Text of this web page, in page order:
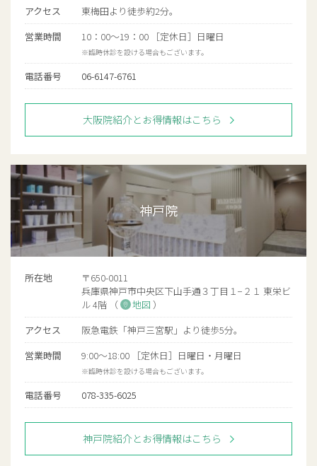
アクセス
東梅田より徒歩約2分。
営業時間
10：00～19：00 ［定休日］日曜日
※臨時休診を設ける場合もございます。
電話番号 06-6147-6761
大阪院紹介とお得情報はこちら
神戸院
所在地
〒650-0011
兵庫県神戸市中央区下山手通３丁目１−２１ 東栄ビ
ル 4階 （
地図 ）
アクセス
阪急電鉄「神戸三宮駅」より徒歩5分。
営業時間
9:00〜18:00 ［定休日］日曜日・月曜日
※臨時休診を設ける場合もございます。
電話番号 078-335-6025
神戸院紹介とお得情報はこちら